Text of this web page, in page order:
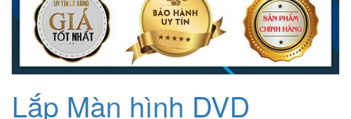
Lắp Màn hình DVD